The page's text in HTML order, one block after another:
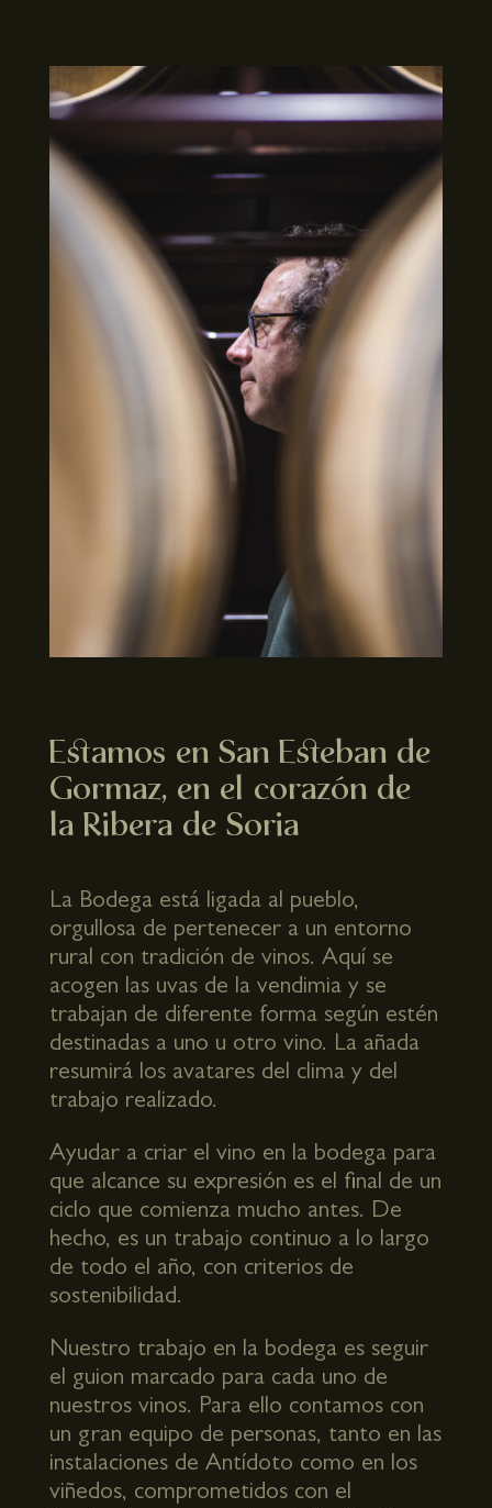
Estamos en San Esteban de
Gormaz, en el corazón de
la Ribera de Soria
La Bodega está ligada al pueblo,
orgullosa de pertenecer a un entorno
rural con tradición de vinos. Aquí se
acogen las uvas de la vendimia y se
trabajan de diferente forma según estén
destinadas a uno u otro vino. La añada
resumirá los avatares del clima y del
trabajo realizado.
Ayudar a criar el vino en la bodega para
que alcance su expresión es el final de un
ciclo que comienza mucho antes. De
hecho, es un trabajo continuo a lo largo
de todo el año, con criterios de
sostenibilidad.
Nuestro trabajo en la bodega es seguir
el guion marcado para cada uno de
nuestros vinos. Para ello contamos con
un gran equipo de personas, tanto en las
instalaciones de Antídoto como en los
viñedos, comprometidos con el